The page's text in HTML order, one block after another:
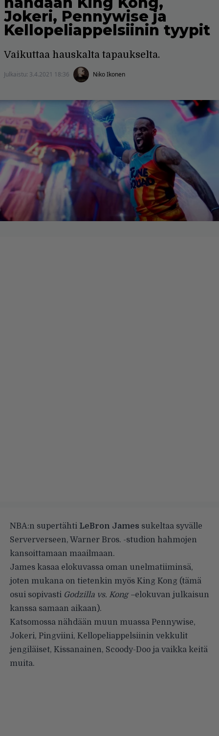
Jokeri, Pennywise ja
Kellopeliappelsiinin tyypit
Vaikuttaa hauskalta tapaukselta.
Julkaistu: 3.4.2021 18:36 Niko Ikonen
NBA:n supertähti LeBron James sukeltaa syvälle
Serververseen, Warner Bros. -studion hahmojen
kansoittamaan maailmaan.
James kasaa elokuvassa oman unelmatiiminsä,
joten mukana on tietenkin myös King Kong (tämä
osui sopivasti Godzilla vs. Kong –elokuvan julkaisun
kanssa samaan aikaan).
Katsomossa nähdään muun muassa Pennywise,
Jokeri, Pingviini, Kellopeliappelsiinin vekkulit
jengiläiset, Kissanainen, Scoody-Doo ja vaikka keitä
muita.